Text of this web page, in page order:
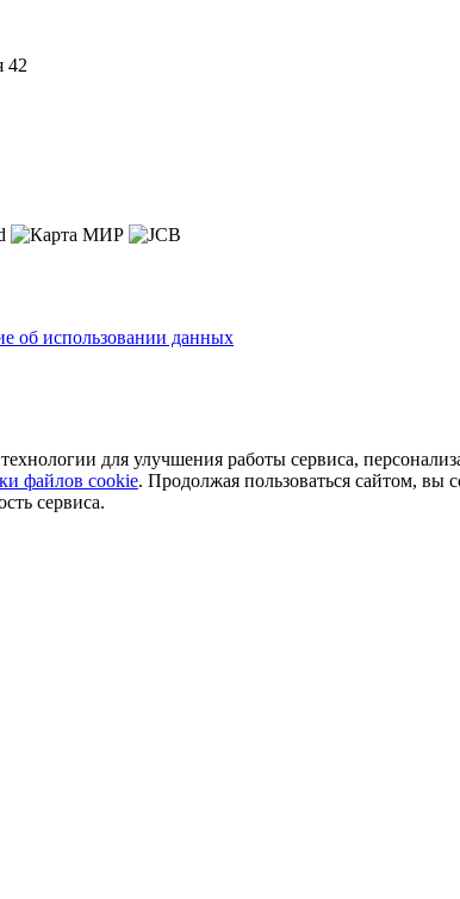
42
об использовании данных
для улучшения работы сервиса,
файлов cookie. Продолжая пользоваться сайтом, вы
сервиса.